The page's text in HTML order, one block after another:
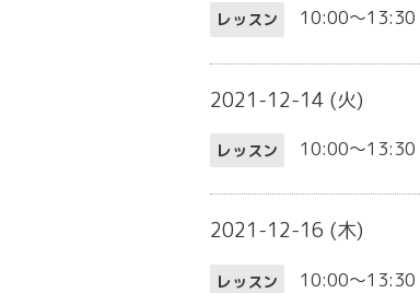
レッスン 10:00～13:30
2021-12-14 (火)
レッスン 10:00～13:30
2021-12-16 (木)
レッスン 10:00～13:30